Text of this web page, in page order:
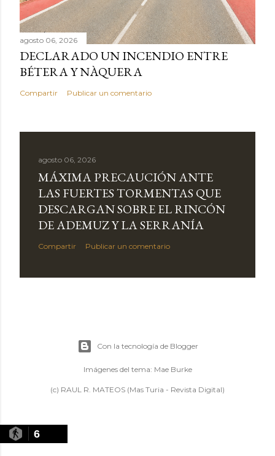
agosto 06, 2026
DECLARADO UN INCENDIO ENTRE
BÉTERA Y NÀQUERA
Compartir Publicar un comentario
agosto 06, 2026
MÁXIMA PRECAUCIÓN ANTE
LAS FUERTES TORMENTAS QUE
DESCARGAN SOBRE EL RINCÓN
DE ADEMUZ Y LA SERRANÍA
Compartir Publicar un comentario
Con la tecnología de Blogger
Imágenes del tema: Mae Burke
(c) RAUL R. MATEOS (Mas Turia - Revista Digital)
6